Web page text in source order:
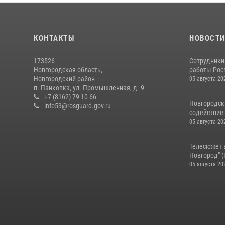
КОНТАКТЫ
173526
Новгородская область,
Новгородский район
п. Панковка, ул. Промышленная, д. 9
+7 (8162) 79-10-66
info53@rosguard.gov.ru
НОВОСТИ
работы
05 августа
05 августа
Телесюжет
Новгород"
05 августа